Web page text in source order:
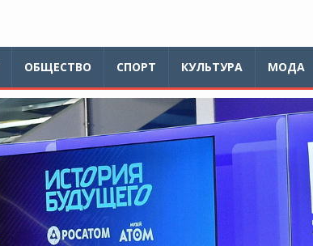
ОБЩЕСТВО СПОРТ КУЛЬТУРА МОДА